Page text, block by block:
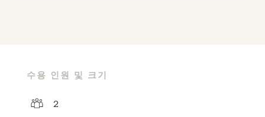
수용 인원 및 크기
2